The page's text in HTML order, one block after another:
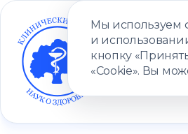
Мы используем
и
кнопку
«Cookie». Вы